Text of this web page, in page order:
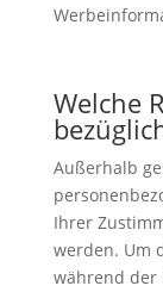
Welche
Außerhalb
Ihrer
werden. Um
während der